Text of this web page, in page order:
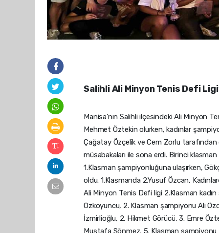
Salihli Ali Minyon Tenis Defi
Manisa’nın Salihli ilçesindeki Ali Minyon
Mehmet Öztekin olurken, kadınlar
Çağatay Özçelik ve Cem Zorlu
müsabakaları ile sona erdi. Birinci
1.Klasman şampiyonluğuna ulaşırken,
oldu. 1.Klasmanda 2.Yusuf Özcan,
Ali Minyon Tenis Defi ligi 2.Klasman
Özkoyuncu, 2. Klasman şampiyonu Ali
İzmirlioğlu, 2. Hikmet Görücü, 3. Emre
Mustafa Sönmez, 5. Klasman